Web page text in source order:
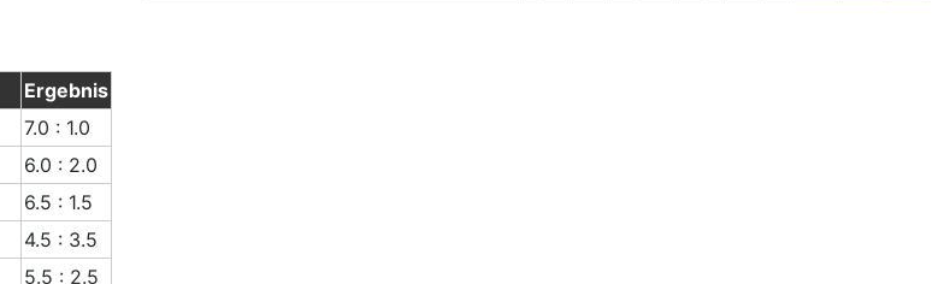
Ergebnis
7.0 : 1.0
6.0 : 2.0
6.5 : 1.5
4.5 : 3.5
5.5 : 2.5